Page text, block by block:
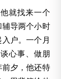
就找来一个
辅导两个小时
户。一个月
心事、做朋
前夕，他还特